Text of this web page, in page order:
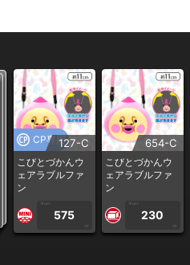
CP専用127-C
こびとづかんウ
ェアラブルファ
ン
1PLAY
575
CP
654-C
こびとづかんウ
ェアラブルファ
ン
1PLAY
230
CP